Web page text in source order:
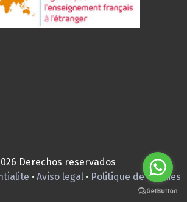
Derechos reservados
· Aviso legal · Politique de cookies